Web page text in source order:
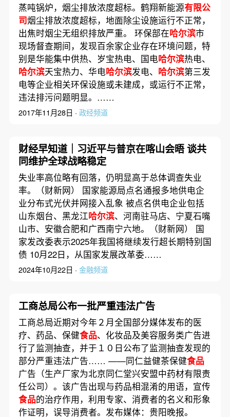
蒸吨锅炉，烟尘排放浓度超标。鹤翔新能源有限公
司烟尘排放浓度超标，地面除尘设施运行不正常，
出焦时烟尘无组织排放严重。 环保部在哈尔滨市
现场督查期间，发现百余家企业存在环境问题，特
别是华能集中供热、岁宝热电、国电哈尔滨热电、
哈尔滨天宝热力、华电哈尔滨发电、 哈尔滨第三发
电等企业相关环保设施或未建成，或运行不正常，
违法排污问题明显。……
2017年11月28日 · 政经频道
财经早知道｜习近平与普京在喀山会晤 谈共
同维护全球战略稳定
失业率高位略有回落，仍明显高于总体调查失业
率。（财新网） 国家能源局点名通报多地供电企
业分布式光伏并网接入乱象 被点名供电企业包括
山东烟台、黑龙江哈尔滨、河南驻马店、宁夏石嘴
山市、安徽合肥和广西南宁六地。（财新网） 国
家发改委表示2025年我国将继续发行超长期特别国
债 10月22日，从国家发展改革委……
2024年10月22日 · 金融频道
工商总局公布一批严重违法广告
工商总局近期对今年２月全国部分媒体发布的医
疗、药品、保健食品、化妆品及美容服务类广告进
行了监测抽查，并于１０日公布了监测抽查发现的
部分严重违法广告…… ——同仁益健茶保健食品
广告（生产厂家为北京同仁堂兴安盟中药材有限责
任公司）。该广告出现与药品相混淆的用语，宣传
食品的治疗作用，利用专家、消费者的名义和形象
作证明，误导消费者。发布媒体：贵阳晚报。